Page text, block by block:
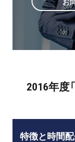
お
2016年度
特徴と時間